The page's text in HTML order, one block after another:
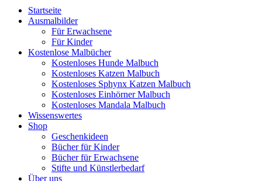
Startseite
Ausmalbilder
Für Erwachsene
Für Kinder
Kostenlose Malbücher
Kostenloses Hunde Malbuch
Kostenloses Katzen Malbuch
Kostenloses Sphynx Katzen Malbuch
Kostenloses Einhörner Malbuch
Kostenloses Mandala Malbuch
Wissenswertes
Shop
Geschenkideen
Bücher für Kinder
Bücher für Erwachsene
Stifte und Künstlerbedarf
Über uns